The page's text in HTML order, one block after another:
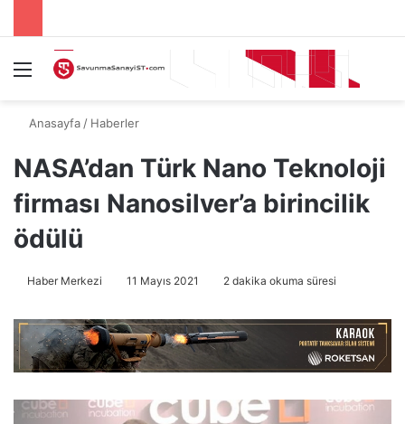
Menü
Anasayfa / Haberler
NASA’dan Türk Nano Teknoloji
firması Nanosilver’a birincilik
ödülü
Haber Merkezi 11 Mayıs 2021 2 dakika okuma süresi